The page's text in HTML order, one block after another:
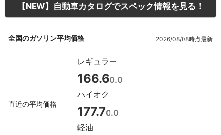
【NEW】自動車カタログでスペック情報を見る！
全国のガソリン平均価格 2026/08/08時点最新
直近の平均価格
レギュラー
166.60.0
ハイオク
177.70.0
軽油